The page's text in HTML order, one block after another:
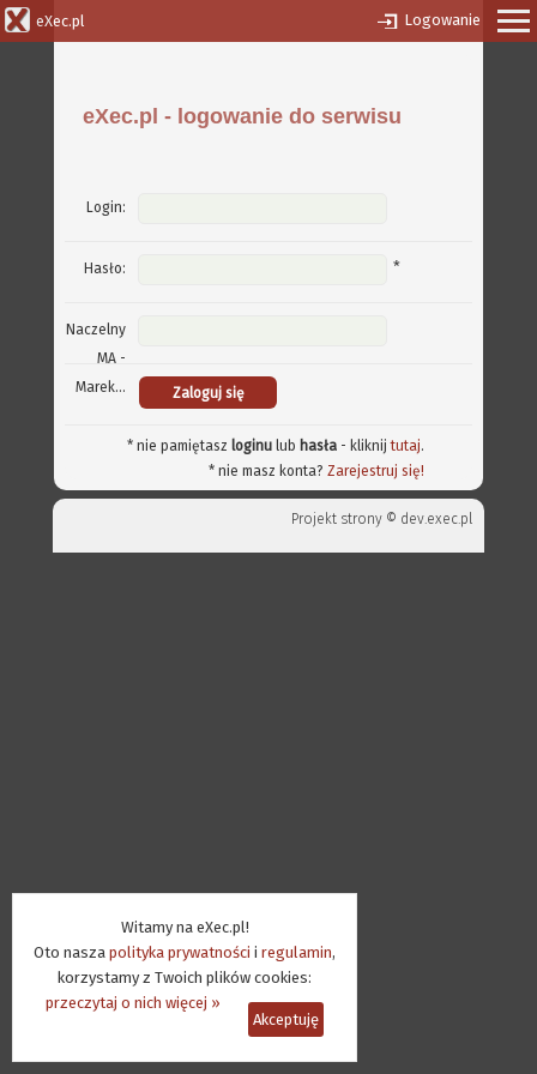
Witamy na eXec.pl!
Oto nasza polityka prywatności i regulamin,
korzystamy z Twoich plików cookies:
przeczytaj o nich więcej »
Akceptuję
eXec.pl Logowanie
eXec.pl - logowanie do serwisu
Login:
Hasło: *
Naczelny
MA -
Marek...
* nie pamiętasz loginu lub hasła - kliknijtutaj.
* nie masz konta? Zarejestruj się!
Projekt strony © dev.exec.pl